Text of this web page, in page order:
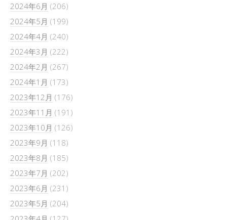
2024年6月 (206)
2024年5月 (199)
2024年4月 (240)
2024年3月 (222)
2024年2月 (267)
2024年1月 (173)
2023年12月 (176)
2023年11月 (191)
2023年10月 (126)
2023年9月 (118)
2023年8月 (185)
2023年7月 (202)
2023年6月 (231)
2023年5月 (204)